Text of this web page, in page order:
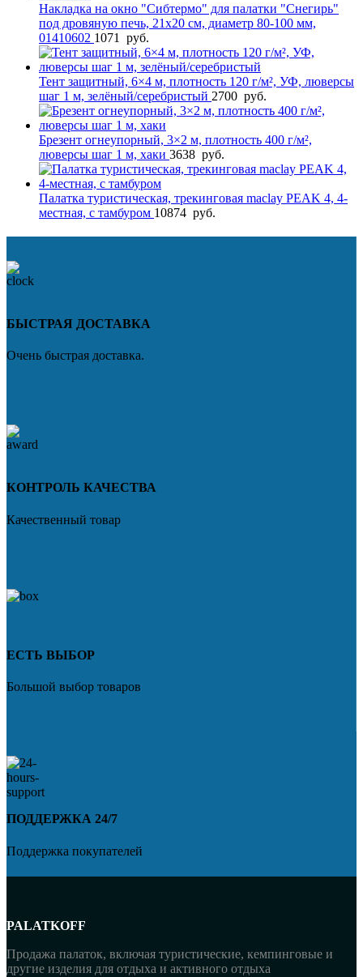
Накладка на окно "Сибтермо" для палатки "Снегирь"
под дровяную печь, 21х20 см, диаметр 80-100 мм,
01410602 1071 руб.
Тент защитный, 6×4 м, плотность 120 г/м², УФ, люверсы
шаг 1 м, зелёный/серебристый 2700 руб.
Брезент огнеупорный, 3×2 м, плотность 400 г/м²,
люверсы шаг 1 м, хаки 3638 руб.
Палатка туристическая, трекинговая maclay PEAK 4, 4-
местная, с тамбуром 10874 руб.
БЫСТРАЯ ДОСТАВКА
Очень быстрая доставка.
КОНТРОЛЬ КАЧЕСТВА
Качественный товар
ЕСТЬ ВЫБОР
Большой выбор товаров
ПОДДЕРЖКА 24/7
Поддержка покупателей
PALATKOFF
Продажа палаток, включая туристические, кемпинговые и
другие изделия для отдыха и активного отдыха